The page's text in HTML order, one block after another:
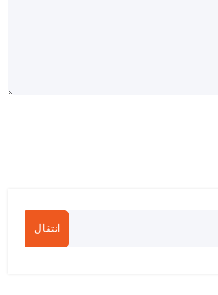
انتقال